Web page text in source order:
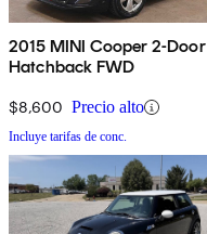
2015 MINI Cooper 2-Door
Hatchback FWD
$8,600 Precio alto
Incluye tarifas de conc.